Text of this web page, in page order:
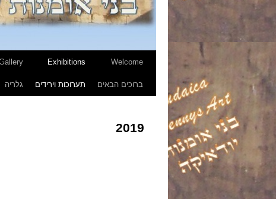
לדלג
לתוכן
Welcome
ברוכים הבאים
Exhibitions
תערוכות וירידים גלריה
2019